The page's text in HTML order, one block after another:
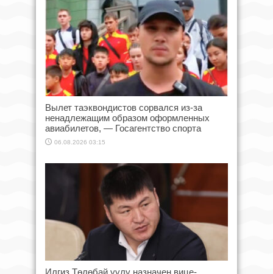
Вылет таэквондистов сорвался из-за
ненадлежащим образом оформленных
авиабилетов, — Госагентство спорта
06.08.2026 03:15
Илгиз Төлөбай уулу назначен вице-